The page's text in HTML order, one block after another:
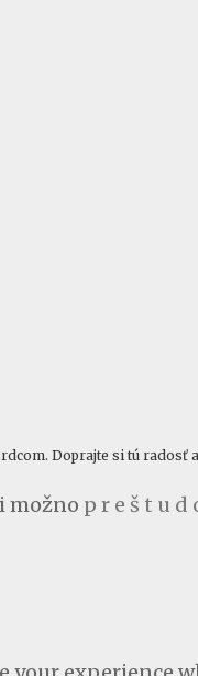
Doprajte si tú radosť
možno p r e š t u d